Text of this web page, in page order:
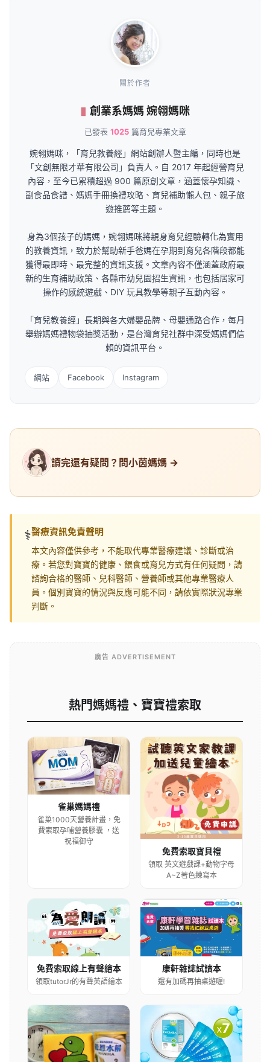
關於作者
創業系媽媽 婉翎媽咪
已發表 1025篇育兒專業文章
婉翎媽咪，「育兒教養經」網站創辦人暨主編，同時也是
「文創無限才華有限公司」負責人。自 2017 年起經營育兒
內容，至今已累積超過 900 篇原創文章，涵蓋懷孕知識、
副食品食譜、媽媽手冊換禮攻略、育兒補助懶人包、親子旅
遊推薦等主題。
身為3個孩子的媽媽，婉翎媽咪將親身育兒經驗轉化為實用
的教養資訊，致力於幫助新手爸媽在孕期到育兒各階段都能
獲得最即時、最完整的資訊支援。文章內容不僅涵蓋政府最
新的生育補助政策、各縣市幼兒園招生資訊，也包括居家可
操作的感統遊戲、DIY 玩具教學等親子互動內容。
「育兒教養經」長期與各大婦嬰品牌、母嬰通路合作，每月
舉辦媽媽禮物袋抽獎活動，是台灣育兒社群中深受媽媽們信
賴的資訊平台。
網站 Facebook Instagram
讀完還有疑問？問小茵媽媽 →
⚕️醫療資訊免責聲明
本文內容僅供參考，不能取代專業醫療建議、診斷或治
療。若您對寶寶的健康、餵食或育兒方式有任何疑問，請
諮詢合格的醫師、兒科醫師、營養師或其他專業醫療人
員。個別寶寶的情況與反應可能不同，請依實際狀況專業
判斷。
廣告 ADVERTISEMENT
熱門媽媽禮、寶寶禮索取
雀巢媽媽禮
雀巢1000天營養計畫，免
費索取孕哺營養膠囊 ，送
祝福御守
免費索取寶貝禮
領取 英文遊戲課+動物字母
A~Z著色練寫本
免費索取線上有聲繪本
領取tutorJr的有聲英語繪本
康軒雜誌試讀本
還有加碼再抽桌遊喔!